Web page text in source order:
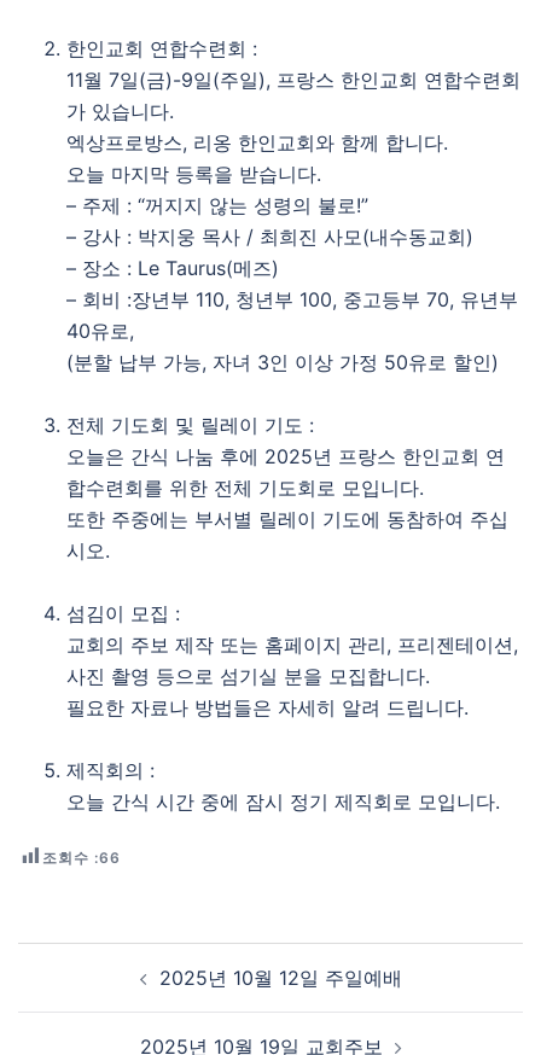
한인교회 연합수련회 :
11월 7일(금)-9일(주일), 프랑스 한인교회 연합수련회
가 있습니다.
엑상프로방스, 리옹 한인교회와 함께 합니다.
오늘 마지막 등록을 받습니다.
– 주제 : “꺼지지 않는 성령의 불로!”
– 강사 : 박지웅 목사 / 최희진 사모(내수동교회)
– 장소 : Le Taurus(메즈)
– 회비 :장년부 110, 청년부 100, 중고등부 70, 유년부
40유로,
(분할 납부 가능, 자녀 3인 이상 가정 50유로 할인)
전체 기도회 및 릴레이 기도 :
오늘은 간식 나눔 후에 2025년 프랑스 한인교회 연
합수련회를 위한 전체 기도회로 모입니다.
또한 주중에는 부서별 릴레이 기도에 동참하여 주십
시오.
섬김이 모집 :
교회의 주보 제작 또는 홈페이지 관리, 프리젠테이션,
사진 촬영 등으로 섬기실 분을 모집합니다.
필요한 자료나 방법들은 자세히 알려 드립니다.
제직회의 :
오늘 간식 시간 중에 잠시 정기 제직회로 모입니다.
조회수 :66
Post navigation
2025년 10월 12일 주일예배
2025년 10월 19일 교회주보